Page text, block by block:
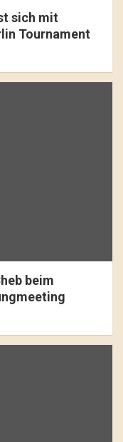
sich mit
Tournament
beim